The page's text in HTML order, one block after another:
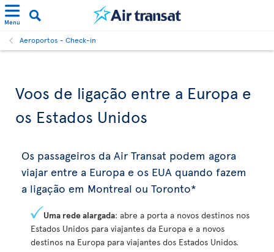
Menu
Aeroportos - Check-in
Voos de ligação entre a Europa e
os Estados Unidos
Os passageiros da Air Transat podem agora
viajar entre a Europa e os EUA quando fazem
a ligação em Montreal ou Toronto*
Uma rede alargada: abre a porta a novos destinos nos
Estados Unidos para viajantes da Europa e a novos
destinos na Europa para viajantes dos Estados Unidos.